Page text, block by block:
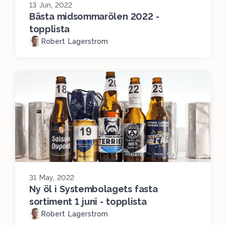
13 Jun, 2022
Bästa midsommarölen 2022 -
topplista
Robert Lagerstrom
31 May, 2022
Ny öl i Systembolagets fasta
sortiment 1 juni - topplista
Robert Lagerstrom